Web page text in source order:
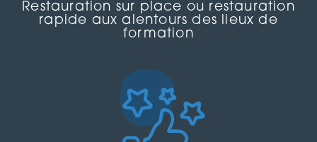
Restauration sur place ou restauration
rapide aux alentours des lieux de
formation